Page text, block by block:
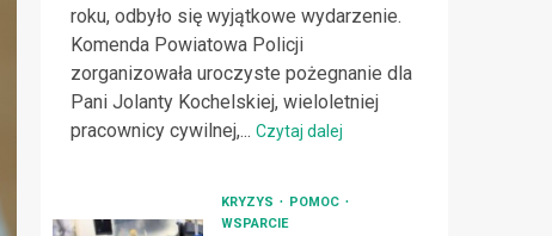
roku, odbyło się wyjątkowe wydarzenie.
Komenda Powiatowa Policji
zorganizowała uroczyste pożegnanie dla
Pani Jolanty Kochelskiej, wieloletniej
pracownicy cywilnej,... Czytaj dalej
KRYZYS
POMOC
WSPARCIE